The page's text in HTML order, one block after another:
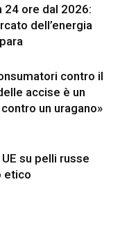
24 ore dal 2026:
dell’energia
contro il
accise è un
un uragano»
su pelli russe
etico